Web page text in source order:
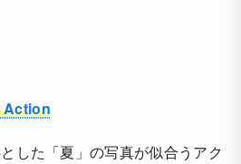
Action
した「夏」の写真が似合うアク